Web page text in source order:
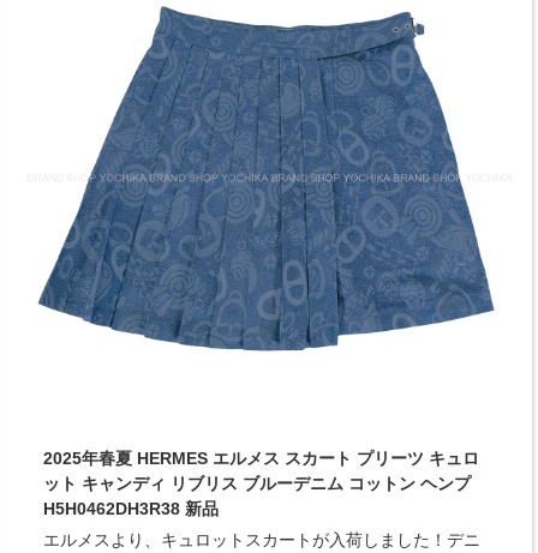
2025年春夏 HERMES エルメス スカート プリーツ キュロ
ット キャンディ リブリス ブルーデニム コットン ヘンプ
H5H0462DH3R38 新品
エルメスより、キュロットスカートが入荷しました！デニ